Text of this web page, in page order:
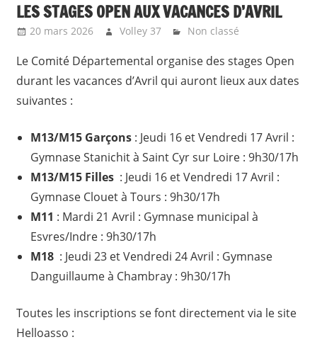
LES STAGES OPEN AUX VACANCES D’AVRIL
20 mars 2026 Volley 37 Non classé
Le Comité Départemental organise des stages Open
durant les vacances d’Avril qui auront lieux aux dates
suivantes :
M13/M15 Garçons: Jeudi 16 et Vendredi 17 Avril :
Gymnase Stanichit à Saint Cyr sur Loire : 9h30/17h
M13/M15 Filles : Jeudi 16 et Vendredi 17 Avril :
Gymnase Clouet à Tours : 9h30/17h
M11 : Mardi 21 Avril : Gymnase municipal à
Esvres/Indre : 9h30/17h
M18 : Jeudi 23 et Vendredi 24 Avril : Gymnase
Danguillaume à Chambray : 9h30/17h
Toutes les inscriptions se font directement via le site
Helloasso :